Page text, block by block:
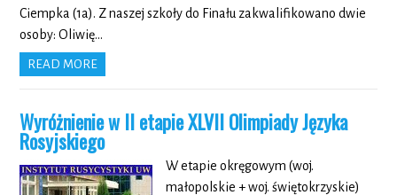
Ciempka (1a). Z naszej szkoły do Finału zakwalifikowano dwie
osoby: Oliwię…
READ MORE
Wyróżnienie w II etapie XLVII Olimpiady Języka
Rosyjskiego
W etapie okręgowym (woj.
małopolskie + woj. świętokrzyskie)